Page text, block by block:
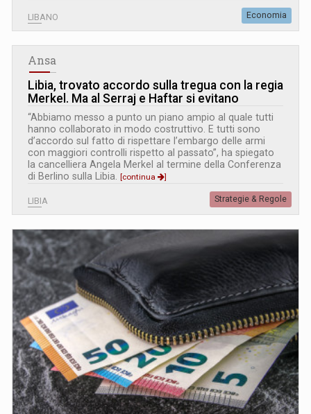
LIBANO Economia
Ansa
Libia, trovato accordo sulla tregua con la regia
Merkel. Ma al Serraj e Haftar si evitano
“Abbiamo messo a punto un piano ampio al quale tutti
hanno collaborato in modo costruttivo. E tutti sono
d’accordo sul fatto di rispettare l’embargo delle armi
con maggiori controlli rispetto al passato”, ha spiegato
la cancelliera Angela Merkel al termine della Conferenza
di Berlino sulla Libia.
[continua ]
LIBIA Strategie & Regole